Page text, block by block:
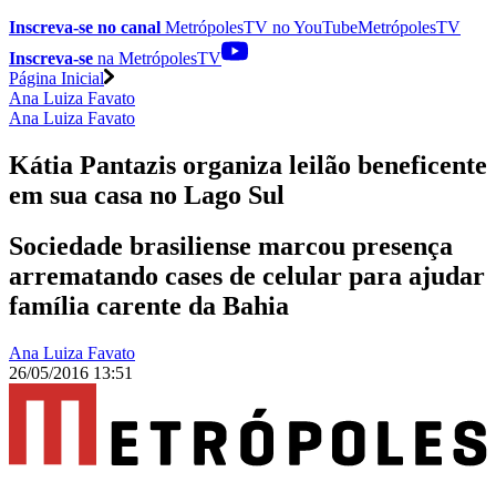
Inscreva-se no canal MetrópolesTV noYouTubeMetrópolesTV
Inscreva-se na MetrópolesTV
Página Inicial
Ana Luiza Favato
Ana Luiza Favato
Kátia Pantazis organiza leilão beneficente
em sua casa no Lago Sul
Sociedade brasiliense marcou presença
arrematando cases de celular para ajudar
família carente da Bahia
Ana Luiza Favato
26/05/2016 13:51